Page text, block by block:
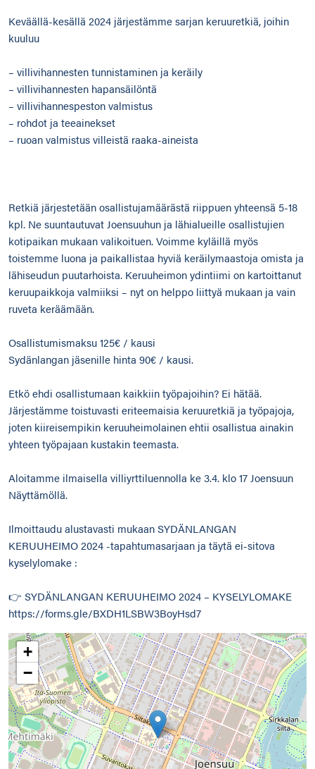
Keväällä-kesällä 2024 järjestämme sarjan keruuretkiä, joihin
kuuluu
– villivihannesten tunnistaminen ja keräily
– villivihannesten hapansäilöntä
– villivihannespeston valmistus
– rohdot ja teeainekset
– ruoan valmistus villeistä raaka-aineista
Retkiä järjestetään osallistujamäärästä riippuen yhteensä 5-18
kpl. Ne suuntautuvat Joensuuhun ja lähialueille osallistujien
kotipaikan mukaan valikoituen. Voimme kyläillä myös
toistemme luona ja paikallistaa hyviä keräilymaastoja omista ja
lähiseudun puutarhoista. Keruuheimon ydintiimi on kartoittanut
keruupaikkoja valmiiksi – nyt on helppo liittyä mukaan ja vain
ruveta keräämään.
Osallistumismaksu 125€ / kausi
Sydänlangan jäsenille hinta 90€ / kausi.
Etkö ehdi osallistumaan kaikkiin työpajoihin? Ei hätää.
Järjestämme toistuvasti eriteemaisia keruuretkiä ja työpajoja,
joten kiireisempikin keruuheimolainen ehtii osallistua ainakin
yhteen työpajaan kustakin teemasta.
Aloitamme ilmaisella villiyrttiluennolla ke 3.4. klo 17 Joensuun
Näyttämöllä.
Ilmoittaudu alustavasti mukaan SYDÄNLANGAN
KERUUHEIMO 2024 -tapahtumasarjaan ja täytä ei-sitova
kyselylomake :
👉 SYDÄNLANGAN KERUUHEIMO 2024 – KYSELYLOMAKE
https://forms.gle/BXDH1LSBW3BoyHsd7
+
−